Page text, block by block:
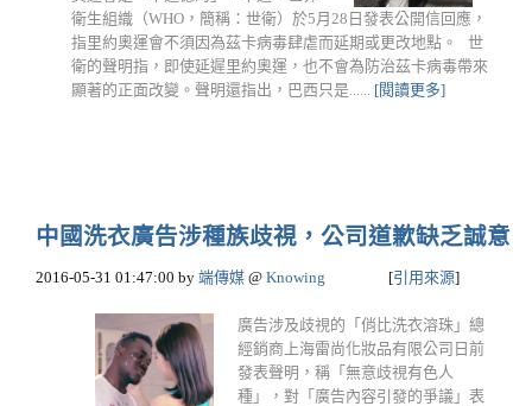
衛生組織（WHO，簡稱：世衛）於5月28日發表公開信回應，
指里約奧運會不須因為茲卡病毒肆虐而延期或更改地點。 世
衛的聲明指，即使延遲里約奧運，也不會為防治茲卡病毒帶來
顯著的正面改變。聲明還指出，巴西只是...... [閱讀更多]
中國洗衣廣告涉種族歧視，公司道歉缺乏誠意
2016-05-31 01:47:00 by 端傳媒 @ Knowing [引用來源]
廣告涉及歧視的「俏比洗衣溶珠」總
經銷商上海雷尚化妝品有限公司日前
發表聲明，稱「無意歧視有色人
種」，對「廣告內容引發的爭議」表